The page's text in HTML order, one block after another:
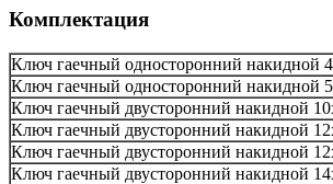
Комплектация
Ключ гаечный односторонний накидной
Ключ гаечный односторонний накидной
Ключ гаечный двусторонний накидной
Ключ гаечный двусторонний накидной
Ключ гаечный двусторонний накидной
Ключ гаечный двусторонний накидной